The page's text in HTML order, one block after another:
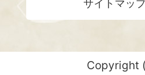
サイトマッ
Copyright